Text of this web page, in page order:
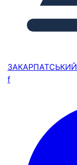
ЗАКАРПАТСЬКИЙ
f